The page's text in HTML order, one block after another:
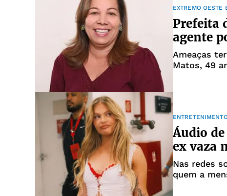
EXTREMO OESTE
Prefeita
agente
Ameaças
Matos, 49
Áudio
ex vaza
Nas redes
quem a